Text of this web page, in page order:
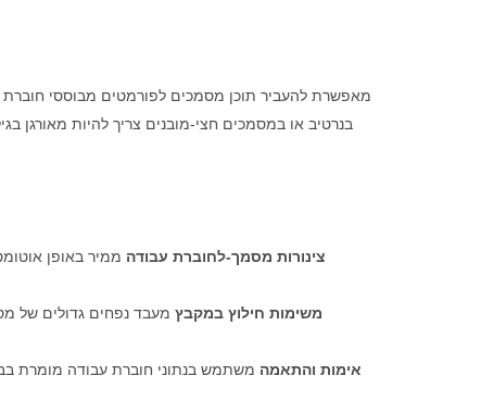
בנרטיב או במסמכים חצי‑מובנים צריך להיות מאורגן
צינורות מסמך-לחוברת עבודה ממיר באופן
משימות חילוץ במקבץ מעבד נפחים גדולים של
אימות והתאמה משתמש בנתוני חוברת עבודה מומרת